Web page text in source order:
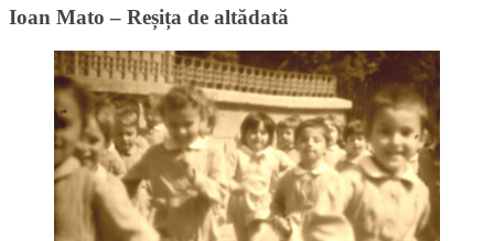
Ioan Mato – Reșița de altădată